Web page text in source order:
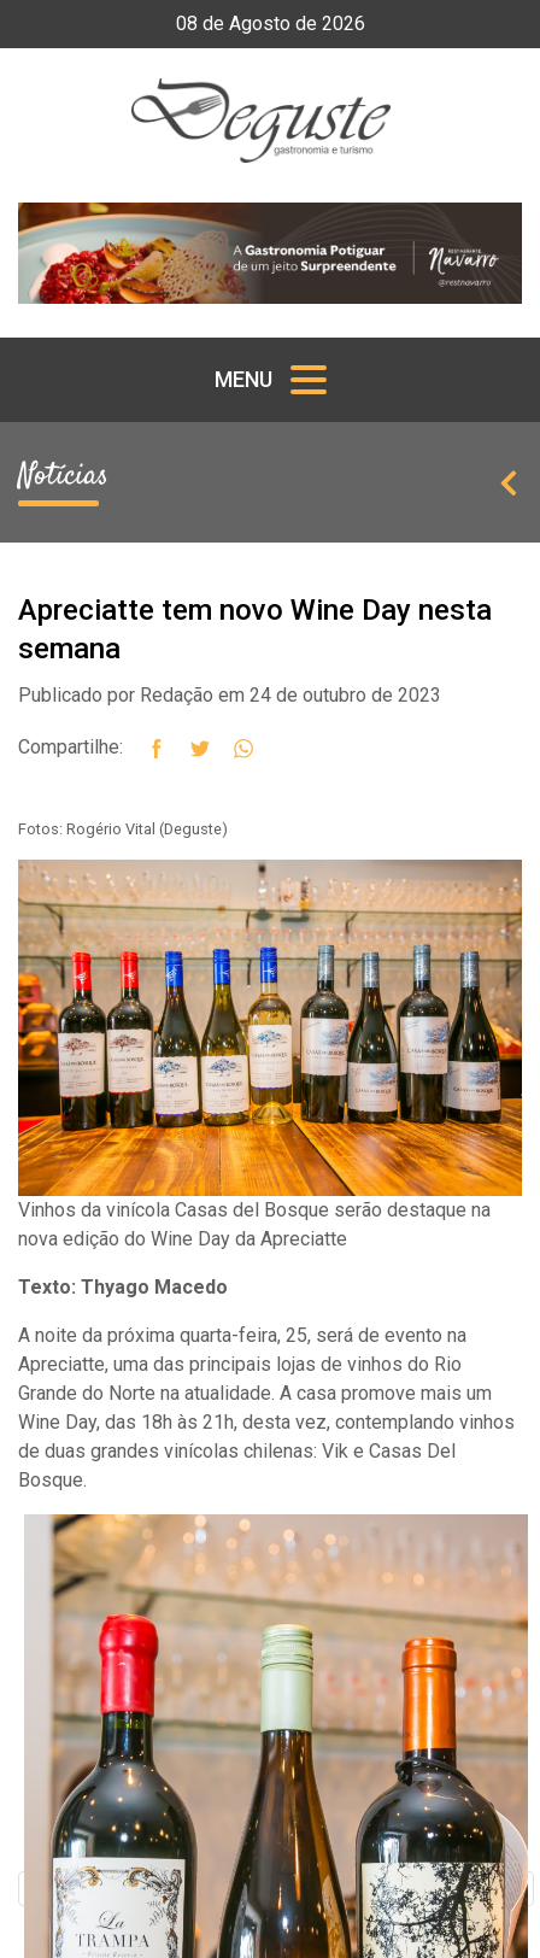
08 de Agosto de 2026
MENU
Notícias
Apreciatte tem novo Wine Day nesta
semana
Publicado por Redação em 24 de outubro de 2023
Compartilhe:
Fotos: Rogério Vital (Deguste)
Vinhos da vinícola Casas del Bosque serão destaque na
nova edição do Wine Day da Apreciatte
Texto: Thyago Macedo
A noite da próxima quarta-feira, 25, será de evento na
Apreciatte, uma das principais lojas de vinhos do Rio
Grande do Norte na atualidade. A casa promove mais um
Wine Day, das 18h às 21h, desta vez, contemplando vinhos
de duas grandes vinícolas chilenas: Vik e Casas Del
Bosque.